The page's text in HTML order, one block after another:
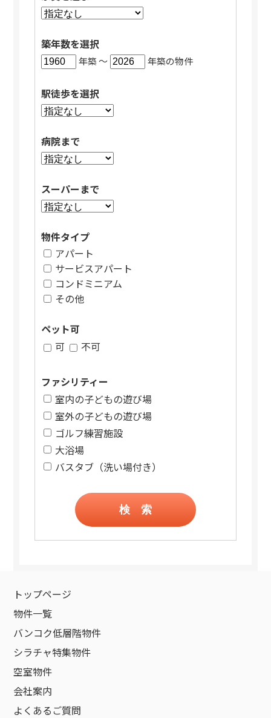
築年数を選択
年築 〜 年築の物件
駅徒歩を選択
病院まで
スーパーまで
物件タイプ
アパート
サービスアパート
コンドミニアム
その他
ペット可
可
不可
ファシリティー
室内の子どもの遊び場
室外の子どもの遊び場
ゴルフ練習施設
大浴場
バスタブ（洗い場付き）
検 索
トップページ
物件一覧
バンコク低層階物件
シラチャ特集物件
空室物件
会社案内
よくあるご質問